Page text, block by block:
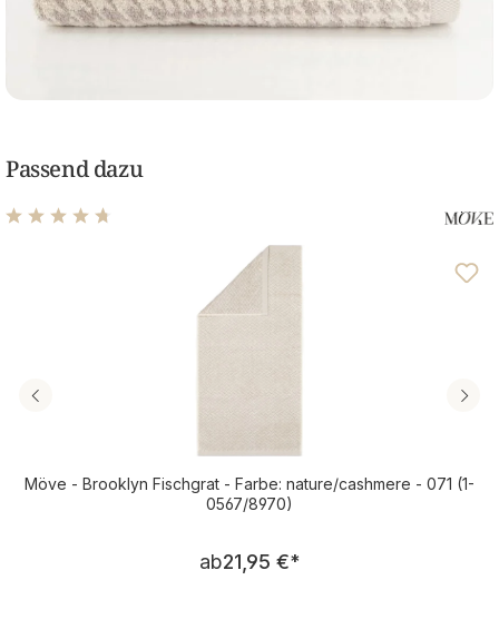
Passend dazu
Durchschnittliche Bewertung von 4.75 von 5 Sternen
Möve - Brooklyn Fischgrat - Farbe: nature/cashmere - 071 (1-
0567/8970)
Regulärer Preis:
ab21,95 €*